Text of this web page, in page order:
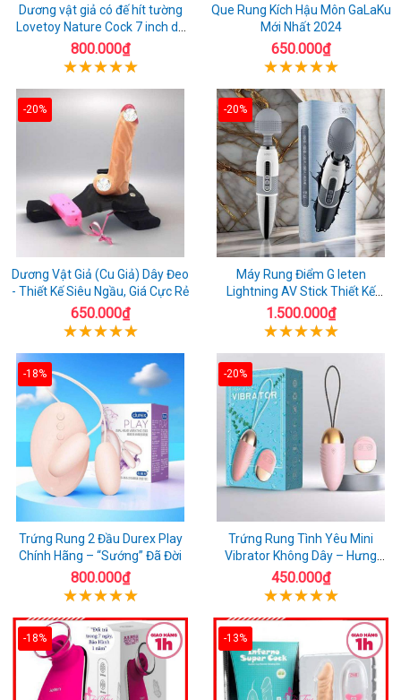
Dương vật giả có đế hít tường
Lovetoy Nature Cock 7 inch da
đen
800.000₫
Que Rung Kích Hậu Môn GaLaKu
Mới Nhất 2024
650.000₫
-20%
Dương Vật Giả (Cu Giả) Dây Đeo
- Thiết Kế Siêu Ngầu, Giá Cực Rẻ
650.000₫
-20%
Máy Rung Điểm G leten
Lightning AV Stick Thiết Kế
Thông Minh
1.500.000₫
-18%
Trứng Rung 2 Đầu Durex Play
Chính Hãng – “Sướng” Đã Đời
800.000₫
-20%
Trứng Rung Tình Yêu Mini
Vibrator Không Dây – Hưng
Phấn Mọi Nơi
450.000₫
-18% -13%